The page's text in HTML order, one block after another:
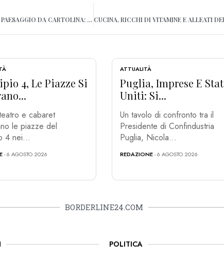
TURISMO, DALLA STORIA AL PAESAGGIO DA CARTOLINA: ECCO BOVINO
4, Le Piazze Si
e cabaret
le piazze del
4 nei...
- 6 AGOSTO 2026
ATTUALITÀ
Puglia, Imprese E
Uniti: Si...
Un tavolo di confronto tra il
Presidente di Confindustria
Puglia, Nicola...
REDAZIONE- 6 AGOSTO 2026
BORDERLINE24.COM
POLITICA